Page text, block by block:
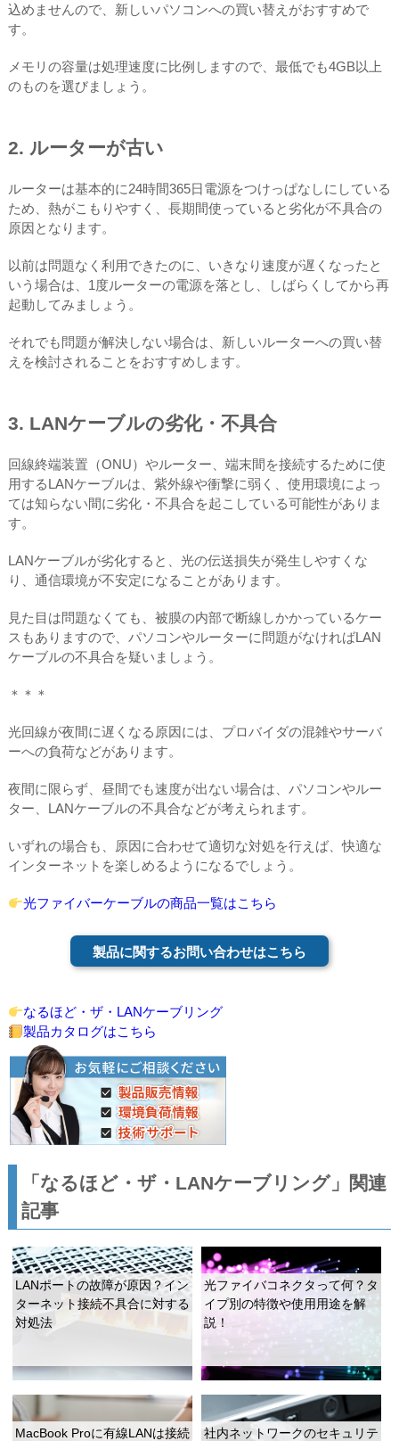
込めませんので、新しいパソコンへの買い替えがおすすめで
す。
メモリの容量は処理速度に比例しますので、最低でも4GB以上
のものを選びましょう。
2. ルーターが古い
ルーターは基本的に24時間365日電源をつけっぱなしにしている
ため、熱がこもりやすく、長期間使っていると劣化が不具合の
原因となります。
以前は問題なく利用できたのに、いきなり速度が遅くなったと
いう場合は、1度ルーターの電源を落とし、しばらくしてから再
起動してみましょう。
それでも問題が解決しない場合は、新しいルーターへの買い替
えを検討されることをおすすめします。
3. LANケーブルの劣化・不具合
回線終端装置（ONU）やルーター、端末間を接続するために使
用するLANケーブルは、紫外線や衝撃に弱く、使用環境によっ
ては知らない間に劣化・不具合を起こしている可能性がありま
す。
LANケーブルが劣化すると、光の伝送損失が発生しやすくな
り、通信環境が不安定になることがあります。
見た目は問題なくても、被膜の内部で断線しかかっているケー
スもありますので、パソコンやルーターに問題がなければLAN
ケーブルの不具合を疑いましょう。
＊＊＊
光回線が夜間に遅くなる原因には、プロバイダの混雑やサーバ
ーへの負荷などがあります。
夜間に限らず、昼間でも速度が出ない場合は、パソコンやルー
ター、LANケーブルの不具合などが考えられます。
いずれの場合も、原因に合わせて適切な対処を行えば、快適な
インターネットを楽しめるようになるでしょう。
光ファイバーケーブルの商品一覧はこちら
製品に関するお問い合わせはこちら
なるほど・ザ・LANケーブリング
製品カタログはこちら
「なるほど・ザ・LANケーブリング」関連
記事
LANポートの故障が原因？イン
ターネット接続不具合に対する
対処法
光ファイバコネクタって何？タ
イプ別の特徴や使用用途を解
説！
MacBook Proに有線LANは接続
社内ネットワークのセキュリテ